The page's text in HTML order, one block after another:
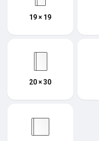
19 × 19
20 × 30